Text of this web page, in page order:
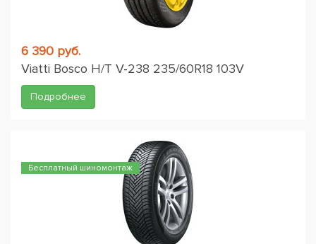
6 390 руб.
Viatti Bosco H/T V-238 235/60R18 103V
Подробнее
Бесплатный шиномонтаж